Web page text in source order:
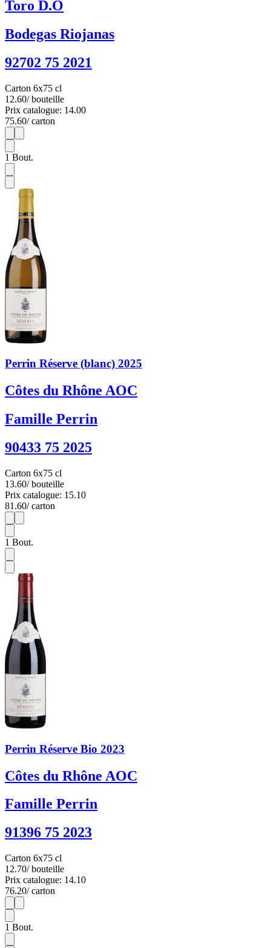
Toro D.O
Bodegas Riojanas
92702 75 2021
Carton 6x75 cl
12.60/ bouteille
Prix catalogue: 14.00
75.60/ carton
1
1 Bout.
Perrin Réserve (blanc) 2025
Côtes du Rhône AOC
Famille Perrin
90433 75 2025
Carton 6x75 cl
13.60/ bouteille
Prix catalogue: 15.10
81.60/ carton
1
1 Bout.
Perrin Réserve Bio 2023
Côtes du Rhône AOC
Famille Perrin
91396 75 2023
Carton 6x75 cl
12.70/ bouteille
Prix catalogue: 14.10
76.20/ carton
1
1 Bout.